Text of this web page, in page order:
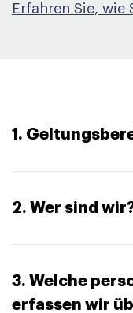
Erfahren Sie,
1.
2. Wer sind
3. Welche
erfassen wir